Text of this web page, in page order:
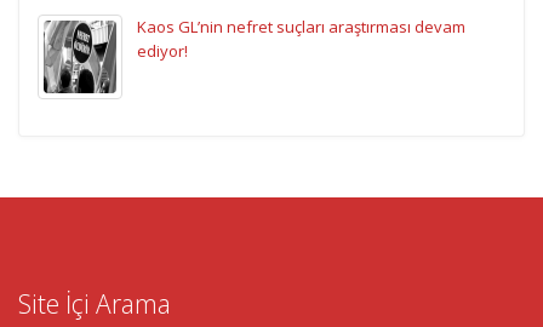
Kaos GL’nin nefret suçları araştırması devam
ediyor!
Site İçi Arama